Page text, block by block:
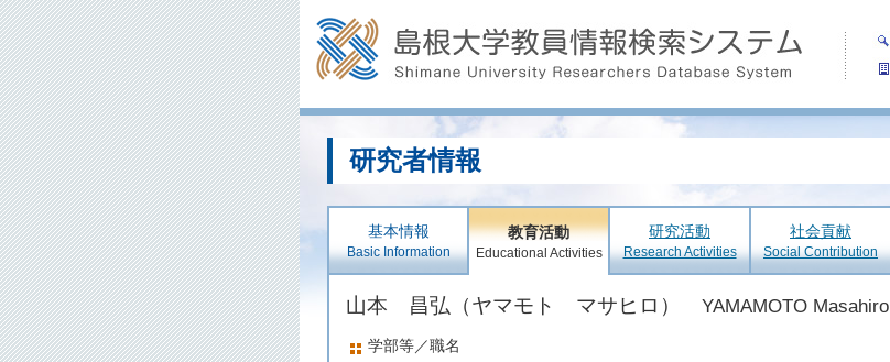
研究者情報
基本情報
Basic Information
教育活動
Educational Activities
研究活動
Research Activities
社会貢献
Social Contribution
山本 昌弘（ヤマモト マサヒロ） YAMAMOTO Masahiro
学部等／職名